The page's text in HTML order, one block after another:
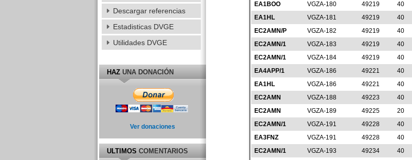
EA1BOO
VGZA-180 49219 40
EA1HL
VGZA-181 49219 40
EC2AMN/P
VGZA-182 49219 40
EC2AMN/1
VGZA-183 49219 40
EC2AMN/1
VGZA-184 49219 40
EA4APP/1
VGZA-186 49221 40
EA1HL
VGZA-186 49221 40
EC2AMN
VGZA-188 49223 40
EC2AMN
VGZA-189 49225 20
EC2AMN/1
VGZA-191 49228 40
EA3FNZ
VGZA-191 49228 40
EC2AMN/1
VGZA-193 49234 40
Descargar referencias
Estadisticas DVGE
Utilidades DVGE
HAZUNA DONACIÓN
Ver donaciones
ULTIMOSCOMENTARIOS